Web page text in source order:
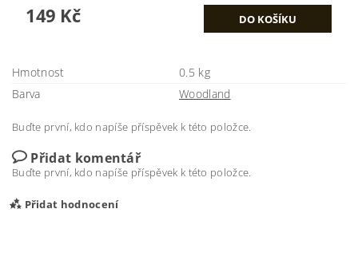
149 Kč
Hmotnost
0.5 kg
Barva
Woodland
Buďte první, kdo napíše příspěvek k této položce.
Přidat komentář
Buďte první, kdo napíše příspěvek k této položce.
Přidat hodnocení